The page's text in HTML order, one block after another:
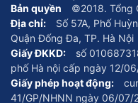
Bản quyền
©2018. Tổng
Địa chỉ:
Số 57A, Phố
Quận Đống Đa, TP. Hà Nội
Giấy ĐKKD:
số
phố Hà nội cấp ngày 12/
Giấy phép hoạt động:
41/GP/NHNN ngày 06/07/